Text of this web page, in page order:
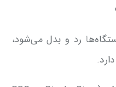
رد و بدل می‌شود،